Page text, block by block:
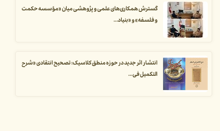
گسترش همکاری‌های علمی و پژوهشی میان «مؤسسه حکمت
و فلسفه» و «بنیاد...
انتشار اثر جدید در حوزه منطق کلاسیک: تصحیح انتقادی «شرح
التکمیل فی...